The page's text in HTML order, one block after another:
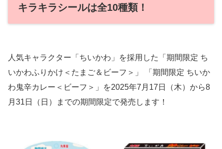
キラキラシールは全10種類！
人気キャラクター「ちいかわ」を採用した「期間限定 ち
いかわふりかけ＜たまご＆ビーフ＞」 「期間限定 ちいか
わ鬼辛カレー＜ビーフ＞」を2025年7月17日（木）から8
月31日（日）までの期間限定で発売します！